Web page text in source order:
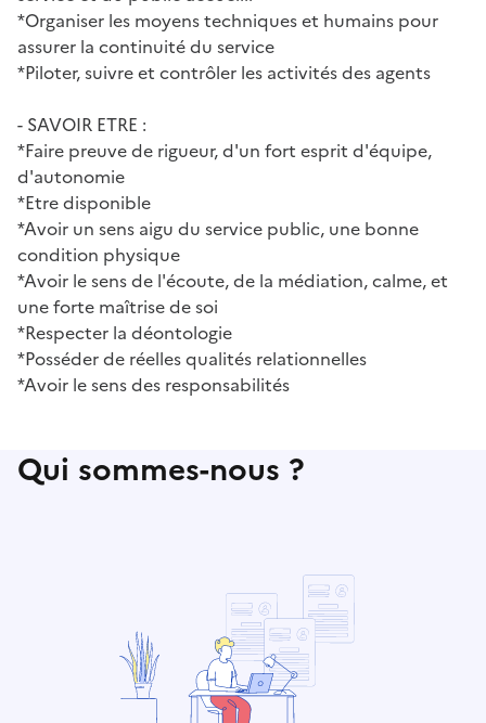
*Organiser les moyens techniques et humains pour
assurer la continuité du service
*Piloter, suivre et contrôler les activités des agents
- SAVOIR ETRE :
*Faire preuve de rigueur, d'un fort esprit d'équipe,
d'autonomie
*Etre disponible
*Avoir un sens aigu du service public, une bonne
condition physique
*Avoir le sens de l'écoute, de la médiation, calme, et
une forte maîtrise de soi
*Respecter la déontologie
*Posséder de réelles qualités relationnelles
*Avoir le sens des responsabilités
Qui sommes-nous ?